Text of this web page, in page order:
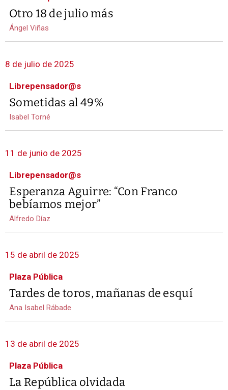
Otro 18 de julio más
Ángel Viñas
8 de julio de 2025
Librepensador@s
Sometidas al 49%
Isabel Torné
11 de junio de 2025
Librepensador@s
Esperanza Aguirre: “Con Franco
bebíamos mejor”
Alfredo Díaz
15 de abril de 2025
Plaza Pública
Tardes de toros, mañanas de esquí
Ana Isabel Rábade
13 de abril de 2025
Plaza Pública
La República olvidada